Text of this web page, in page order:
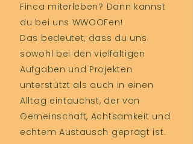
Finca miterleben? Dann kannst
du bei uns WWOOFen!
Das bedeutet, dass du uns
sowohl bei den vielfältigen
Aufgaben und Projekten
unterstützt als auch in einen
Alltag eintauchst, der von
Gemeinschaft, Achtsamkeit und
echtem Austausch geprägt ist.